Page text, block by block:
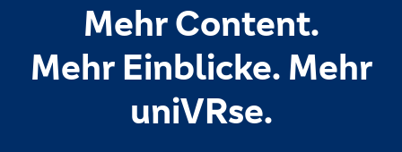
Mehr Content.
Mehr Einblicke. Mehr
uniVRse.